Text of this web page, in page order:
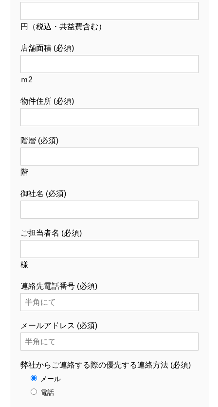
円（税込・共益費含む）
店舗面積 (必須)
ｍ2
物件住所 (必須)
階層 (必須)
階
御社名 (必須)
ご担当者名 (必須)
様
連絡先電話番号 (必須)
メールアドレス (必須)
弊社からご連絡する際の優先する連絡方法 (必須)
メール
電話